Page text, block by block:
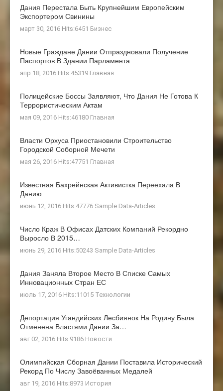
Дания Перестала Быть Крупнейшим Европейским
Экспортером Свинины
март 30, 2016 Hits:6451 Бизнес
Новые Граждане Дании Отпраздновали Получение
Паспортов В Здании Парламента
апр 18, 2016 Hits:45319 Главная
Полицейские Боссы Заявляют, Что Дания Не Готова К
Террористическим Актам
мая 09, 2016 Hits:46180 Главная
Власти Орхуса Приостановили Строительство
Городской Соборной Мечети
мая 26, 2016 Hits:47751 Главная
Известная Бахрейнская Активистка Переехала В
Данию
июнь 12, 2016 Hits:47776 Sample Data-Articles
Число Краж В Офисах Датских Компаний Рекордно
Выросло В 2015…
июнь 29, 2016 Hits:50243 Sample Data-Articles
Дания Заняла Второе Место В Списке Самых
Инновационных Стран ЕС
июль 17, 2016 Hits:11015 Технологии
Депортация Угандийских Лесбиянок На Родину Была
Отменена Властями Дании За…
авг 02, 2016 Hits:9186 Новости
Олимпийская Сборная Дании Поставила Исторический
Рекорд По Числу Завоёванных Медалей
авг 19, 2016 Hits:8973 История